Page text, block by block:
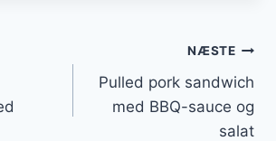
NÆSTE
Pulled pork sandwich
med BBQ-sauce og
salat